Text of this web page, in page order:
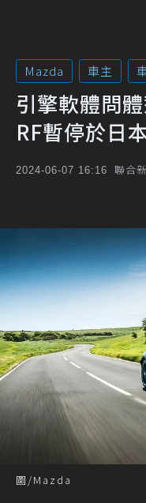
Mazda 車主
引擎軟體問
RF暫停於日
2024-06-07 16:16 聯合
圖/Mazda